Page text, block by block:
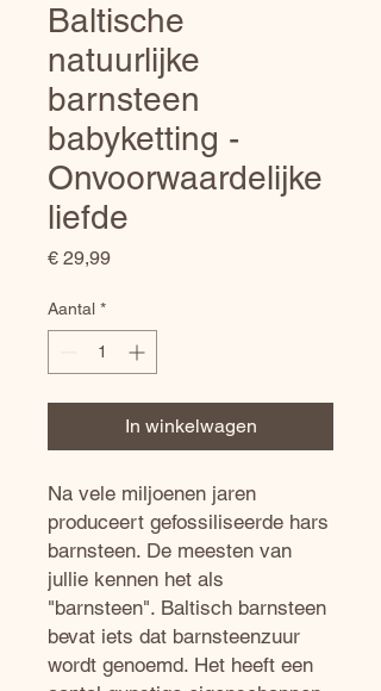
Baltische
natuurlijke
barnsteen
babyketting -
Onvoorwaardelijke
liefde
€ 29,99Prijs
Aantal *
In winkelwagen
Na vele miljoenen jaren
produceert gefossiliseerde hars
barnsteen. De meesten van
jullie kennen het als
"barnsteen". Baltisch barnsteen
bevat iets dat barnsteenzuur
wordt genoemd. Het heeft een